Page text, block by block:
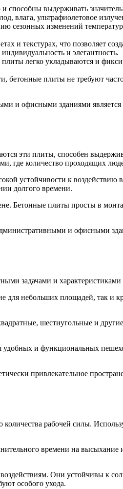
способны выдерживать
влага, ультрафиолетовое
сезонных изменений
и текстурах, что позволяет
и элегантность.
легко укладываются и
бетонные плиты не требуют
и офисными зданиями
эти плиты, способен
где количество проходящих
устойчивости к воздействию
долгого времени.
Бетонные плиты просты в
и офисными
задачами и
небольших площадей, так и
шестиугольные и
удобных и функциональных
привлекательное
рабочей силы.
времени на высыхание
Они устойчивы к
особого ухода.